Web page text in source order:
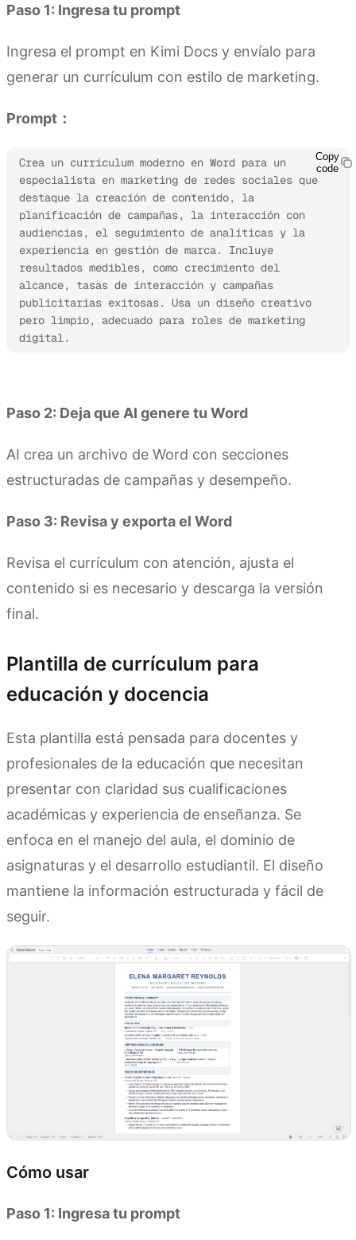
Paso 1: Ingresa tu prompt
Ingresa el prompt en Kimi Docs y envíalo para
generar un currículum con estilo de marketing.
Prompt：
Crea un currículum moderno en Word para un
especialista en marketing de redes sociales que
destaque la creación de contenido, la
planificación de campañas, la interacción con
audiencias, el seguimiento de analíticas y la
experiencia en gestión de marca. Incluye
resultados medibles, como crecimiento del
alcance, tasas de interacción y campañas
publicitarias exitosas. Usa un diseño creativo
pero limpio, adecuado para roles de marketing
digital.
Copy
code
Paso 2: Deja que AI genere tu Word
AI crea un archivo de Word con secciones
estructuradas de campañas y desempeño.
Paso 3: Revisa y exporta el Word
Revisa el currículum con atención, ajusta el
contenido si es necesario y descarga la versión
final.
Plantilla de currículum para
educación y docencia
Esta plantilla está pensada para docentes y
profesionales de la educación que necesitan
presentar con claridad sus cualificaciones
académicas y experiencia de enseñanza. Se
enfoca en el manejo del aula, el dominio de
asignaturas y el desarrollo estudiantil. El diseño
mantiene la información estructurada y fácil de
seguir.
Cómo usar
Paso 1: Ingresa tu prompt